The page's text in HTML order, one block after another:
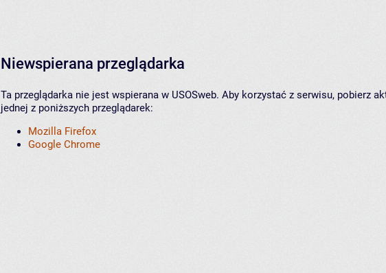
Niewspierana przeglądarka
Ta przeglądarka nie jest wspierana w USOSweb. Aby korzystać z serwisu, pobierz
jednej z poniższych przeglądarek:
Mozilla Firefox
Google Chrome